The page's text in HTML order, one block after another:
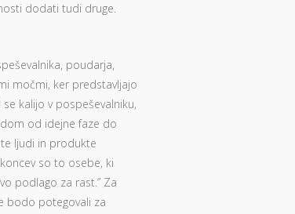
dodati tudi druge.
poudarja,
močmi, ker predstavljajo
kalijo v pospeševalniku,
od idejne faze do
ljudi in produkte
so to osebe, ki
podlago za rast.” Za
bodo potegovali za